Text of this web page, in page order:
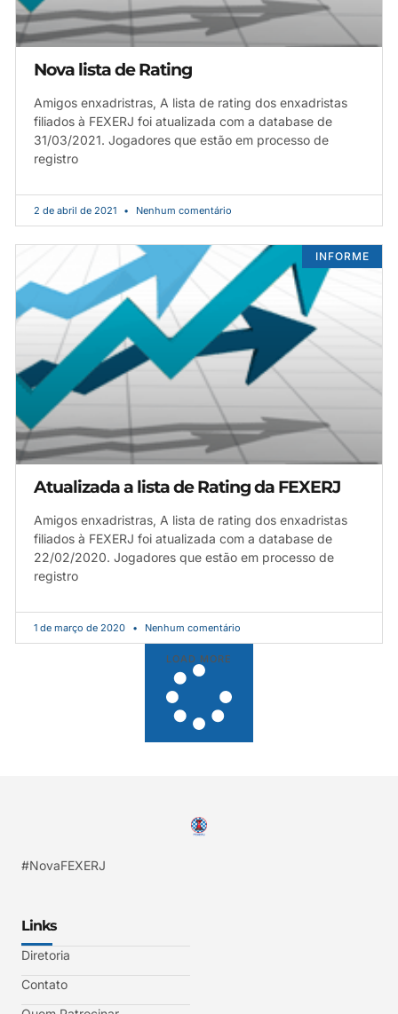
Nova lista de Rating
Amigos enxadristras, A lista de rating dos enxadristas
filiados à FEXERJ foi atualizada com a database de
31/03/2021. Jogadores que estão em processo de
registro
2 de abril de 2021 Nenhum comentário
INFORME
Atualizada a lista de Rating da FEXERJ
Amigos enxadristras, A lista de rating dos enxadristas
filiados à FEXERJ foi atualizada com a database de
22/02/2020. Jogadores que estão em processo de
registro
1 de março de 2020 Nenhum comentário
LOAD MORE
#NovaFEXERJ
Links
Diretoria
Contato